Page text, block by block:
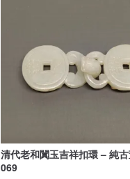
清代老和闐玉吉祥扣環 – 純古董SA-
069